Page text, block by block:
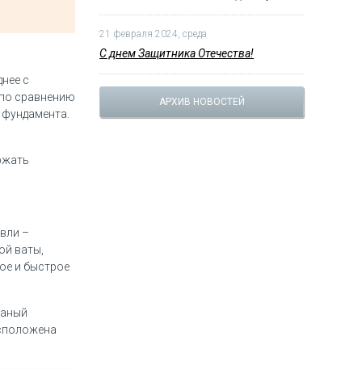
с
сравнению
–
ваты,
и быстрое
21 февраля 2024, среда
С днем Защитника Отечества!
АРХИВ НОВОСТЕЙ